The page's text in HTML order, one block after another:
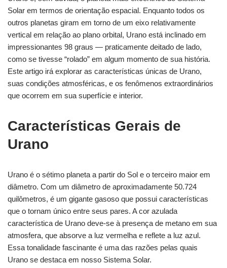
Solar em termos de orientação espacial. Enquanto todos os
outros planetas giram em torno de um eixo relativamente
vertical em relação ao plano orbital, Urano está inclinado em
impressionantes 98 graus — praticamente deitado de lado,
como se tivesse “rolado” em algum momento de sua história.
Este artigo irá explorar as características únicas de Urano,
suas condições atmosféricas, e os fenômenos extraordinários
que ocorrem em sua superfície e interior.
Características Gerais de
Urano
Urano é o sétimo planeta a partir do Sol e o terceiro maior em
diâmetro. Com um diâmetro de aproximadamente 50.724
quilômetros, é um gigante gasoso que possui características
que o tornam único entre seus pares. A cor azulada
característica de Urano deve-se à presença de metano em sua
atmosfera, que absorve a luz vermelha e reflete a luz azul.
Essa tonalidade fascinante é uma das razões pelas quais
Urano se destaca em nosso Sistema Solar.